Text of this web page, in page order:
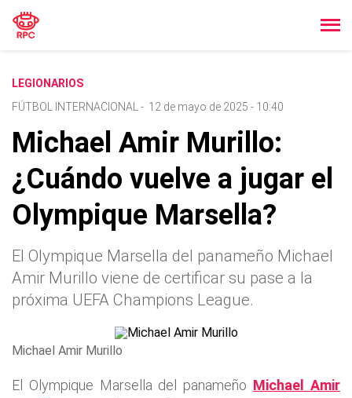
LEGIONARIOS
FÚTBOL INTERNACIONAL
- 12 de mayo de 2025 - 10:40
Michael Amir Murillo:
¿Cuándo vuelve a jugar el
Olympique Marsella?
El Olympique Marsella del panameño Michael
Amir Murillo viene de certificar su pase a la
próxima UEFA Champions League.
Michael Amir Murillo
El Olympique Marsella del panameño Michael Amir